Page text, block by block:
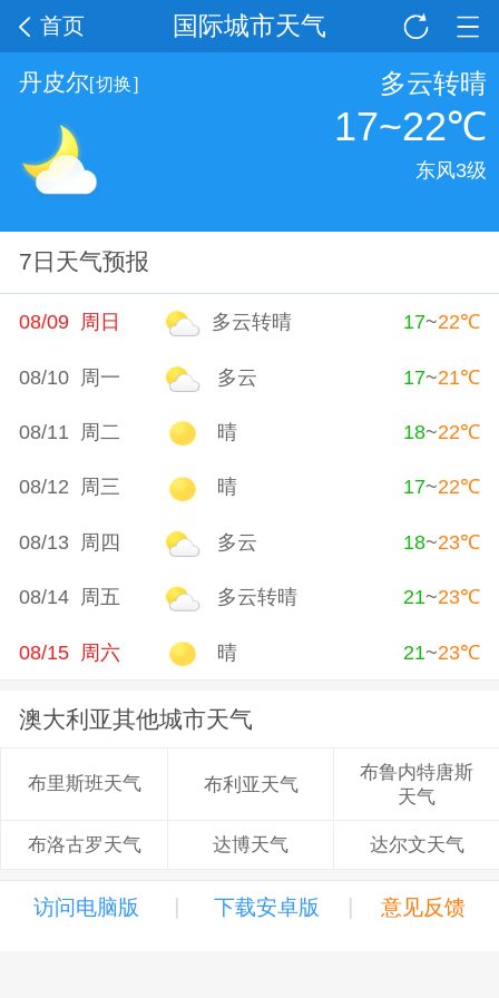
国际城市天气
首页
丹皮尔[切换] 多云转晴
17~22℃
东风3级
7日天气预报
08/09 周日 多云转晴 17~22℃
08/10 周一 多云 17~21℃
08/11 周二 晴 18~22℃
08/12 周三 晴 17~22℃
08/13 周四 多云 18~23℃
08/14 周五 多云转晴 21~23℃
08/15 周六 晴 21~23℃
澳大利亚其他城市天气
布里斯班天气 布利亚天气
布鲁内特唐斯
天气
布洛古罗天气 达博天气 达尔文天气
访问电脑版 | 下载安卓版 | 意见反馈